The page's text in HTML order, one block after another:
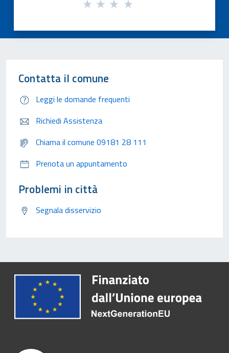
Contatta il comune
Leggi le domande frequenti
Richiedi Assistenza
Chiama il comune 09181 28 111
Prenota un appuntamento
Problemi in città
Segnala disservizio